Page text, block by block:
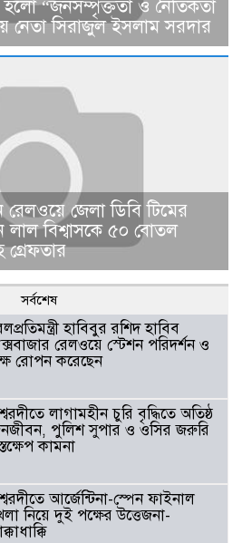
হলো “জনসম্পৃক্ততা ও নৈতিকতা
নেতা সিরাজুল ইসলাম সরদার
রেলওয়ে জেলা ডিবি টিমের
লাল বিশ্বাসকে ৫০ বোতল
সর্বশেষ
হাবিবুর রশিদ হাবিব
রেলওয়ে স্টেশন পরিদর্শন ও
রোপন করেছেন
লাগামহীন চুরি বৃদ্ধিতে অতিষ্ঠ
পুলিশ সুপার ও ওসির জরুরি
কামনা
আর্জেন্টিনা-স্পেন ফাইনাল
নিয়ে দুই পক্ষের উত্তেজনা-